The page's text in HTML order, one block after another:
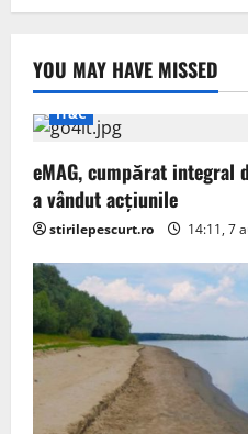
YOU MAY HAVE MISSED
IT&C
eMAG, cumpărat integral
a vândut acțiunile
stirilepescurt.ro 14:11, 7